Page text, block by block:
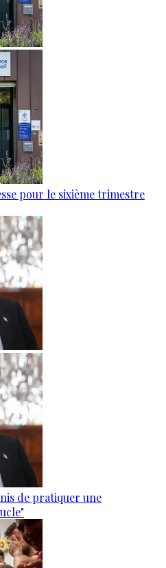
pour le sixième trimestre
de pratiquer une